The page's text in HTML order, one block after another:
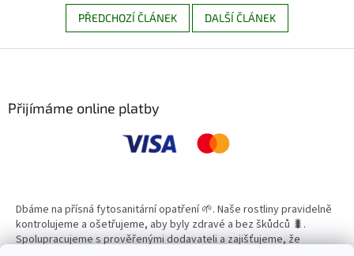
PŘEDCHOZÍ ČLÁNEK DALŠÍ ČLÁNEK
Přijímáme online platby
Dbáme na přísná fytosanitární opatření 🌱. Naše rostliny pravidelně
kontrolujeme a ošetřujeme, aby byly zdravé a bez škůdců 🐛.
Spolupracujeme s prověřenými dodavateli a zajišťujeme, že